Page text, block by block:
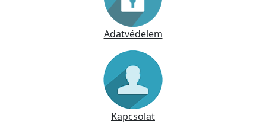
Adatvédelem
Kapcsolat